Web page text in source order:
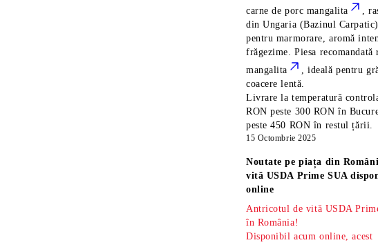
carne de porc mangalita
,
din Ungaria (Bazinul
pentru marmorare, aromă
frăgezime. Piesa recomandată
mangalita
, ideală pentru
coacere lentă.
Livrare la temperatură
RON peste 300 RON în
peste 450 RON în restul țării.
15 Octombrie 2025
Noutate pe piața din
vită USDA Prime SUA
online
Antricotul de vită USDA
în România!
Disponibil acum online, acest